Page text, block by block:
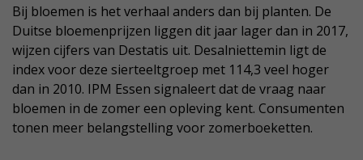
Bij bloemen is het verhaal anders dan bij planten. De
Duitse bloemenprijzen liggen dit jaar lager dan in 2017,
wijzen cijfers van Destatis uit. Desalniettemin ligt de
index voor deze sierteeltgroep met 114,3 veel hoger
dan in 2010. IPM Essen signaleert dat de vraag naar
bloemen in de zomer een opleving kent. Consumenten
tonen meer belangstelling voor zomerboeketten.